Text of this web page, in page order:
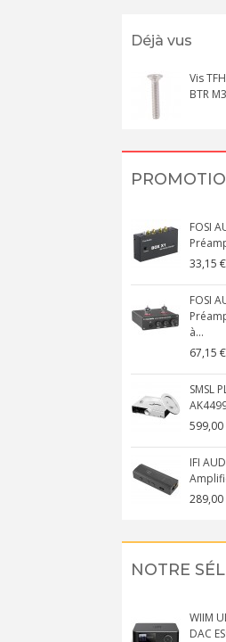
Déjà vus
Vis
BTR
FOSI
33,15 €
FOSI
à...
67,15 €
SMSL
599,00
IFI
289,00
NOTRE
WIIM
DAC